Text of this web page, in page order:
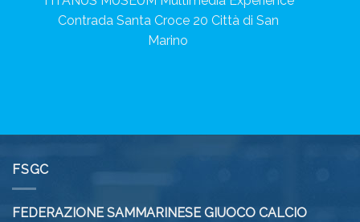
Contrada Santa Croce 20 Città di San
Marino
FSGC
FEDERAZIONE SAMMARINESE GIUOCO CALCIO